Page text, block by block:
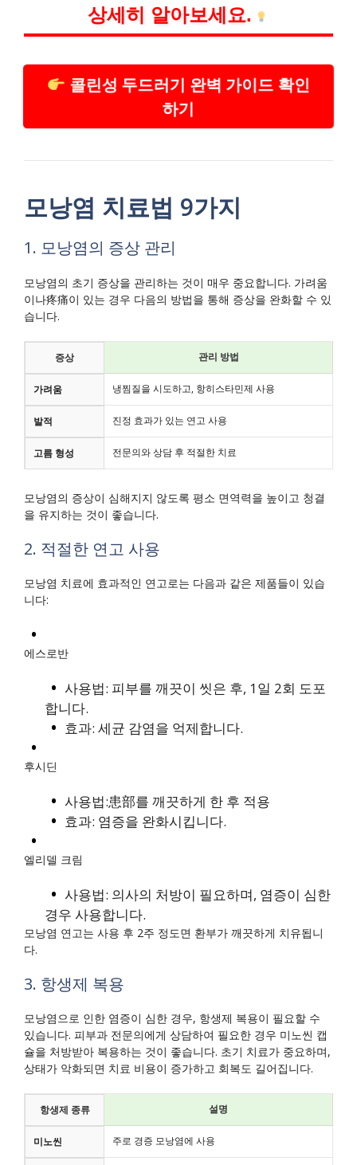
상세히 알아보세요.
콜린성 두드러기 완벽 가이드 확인
하기
모낭염 치료법 9가지
1. 모낭염의 증상 관리
모낭염의 초기 증상을 관리하는 것이 매우 중요합니다. 가려움
이나疼痛이 있는 경우 다음의 방법을 통해 증상을 완화할 수 있
습니다.
증상 관리 방법
가려움 냉찜질을 시도하고, 항히스타민제 사용
발적 진정 효과가 있는 연고 사용
고름 형성 전문의와 상담 후 적절한 치료
모낭염의 증상이 심해지지 않도록 평소 면역력을 높이고 청결
을 유지하는 것이 좋습니다.
2. 적절한 연고 사용
모낭염 치료에 효과적인 연고로는 다음과 같은 제품들이 있습
니다:
에스로반
사용법: 피부를 깨끗이 씻은 후, 1일 2회 도포
합니다.
효과: 세균 감염을 억제합니다.
후시딘
사용법:患部를 깨끗하게 한 후 적용
효과: 염증을 완화시킵니다.
엘리델 크림
사용법: 의사의 처방이 필요하며, 염증이 심한
경우 사용합니다.
모낭염 연고는 사용 후 2주 정도면 환부가 깨끗하게 치유됩니
다.
3. 항생제 복용
모낭염으로 인한 염증이 심한 경우, 항생제 복용이 필요할 수
있습니다. 피부과 전문의에게 상담하여 필요한 경우 미노씬 캡
슐을 처방받아 복용하는 것이 좋습니다. 초기 치료가 중요하며,
상태가 악화되면 치료 비용이 증가하고 회복도 길어집니다.
항생제 종류 설명
미노씬 주로 경증 모낭염에 사용